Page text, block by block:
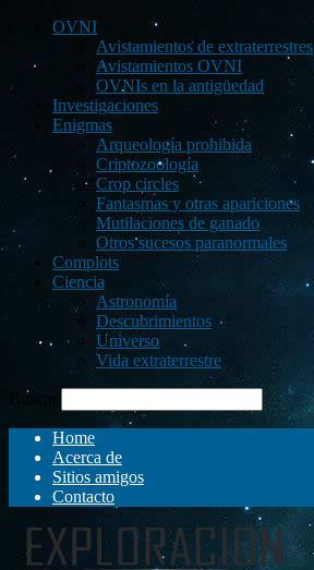
OVNI
Avistamientos de extraterrestres
Avistamientos OVNI
OVNIs en la antigüedad
Investigaciones
Enigmas
Arqueología prohibida
Criptozoología
Crop circles
Fantasmas y otras apariciones
Mutilaciones de ganado
Otros sucesos paranormales
Complots
Ciencia
Astronomía
Descubrimientos
Universo
Vida extraterrestre
Buscar
Home
Acerca de
Sitios amigos
Contacto